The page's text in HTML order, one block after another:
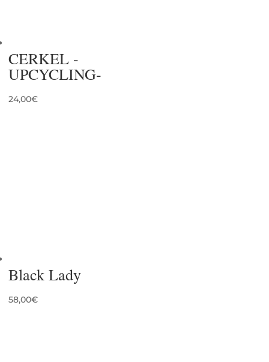
CERKEL -
UPCYCLING-
24,00€
Black Lady
58,00€